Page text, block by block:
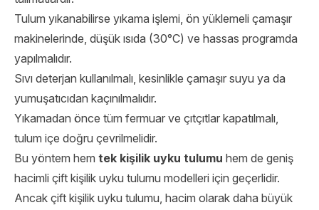
Tulum yıkanabilirse yıkama işlemi, ön yüklemeli çamaşır
makinelerinde, düşük ısıda (30°C) ve hassas programda
yapılmalıdır.
Sıvı deterjan kullanılmalı, kesinlikle çamaşır suyu ya da
yumuşatıcıdan kaçınılmalıdır.
Yıkamadan önce tüm fermuar ve çıtçıtlar kapatılmalı,
tulum içe doğru çevrilmelidir.
Bu yöntem hem tek kişilik uyku tulumu hem de geniş
hacimli çift kişilik uyku tulumu modelleri için geçerlidir.
Ancak çift kişilik uyku tulumu, hacim olarak daha büyük